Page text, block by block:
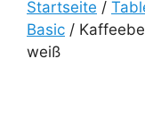
Startseite /
Basic /
weiß